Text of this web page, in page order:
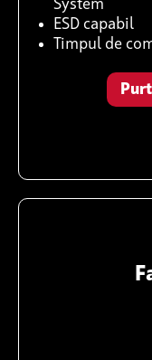
System
ESD capabil
Timpul de